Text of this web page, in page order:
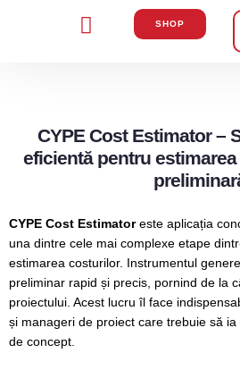
SHOP
CYPE Cost Estimator –
eficientă pentru
CYPE Cost Estimatoreste aplicația
una dintre cele mai complexe etape
estimarea costurilor. Instrumentul
preliminar rapid și precis, pornind de la
proiectului. Acest lucru îl face
și manageri de proiect care trebuie să
de concept.